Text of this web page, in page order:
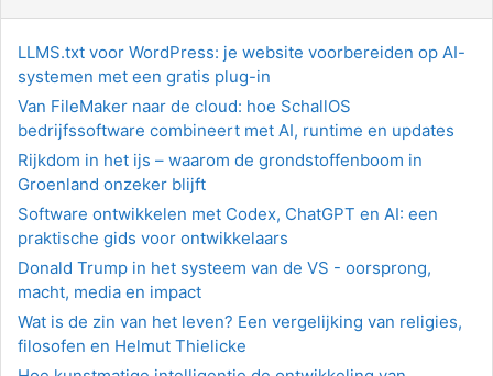
LLMS.txt voor WordPress: je website voorbereiden op AI-
systemen met een gratis plug-in
Van FileMaker naar de cloud: hoe SchallOS
bedrijfssoftware combineert met AI, runtime en updates
Rijkdom in het ijs – waarom de grondstoffenboom in
Groenland onzeker blijft
Software ontwikkelen met Codex, ChatGPT en AI: een
praktische gids voor ontwikkelaars
Donald Trump in het systeem van de VS - oorsprong,
macht, media en impact
Wat is de zin van het leven? Een vergelijking van religies,
filosofen en Helmut Thielicke